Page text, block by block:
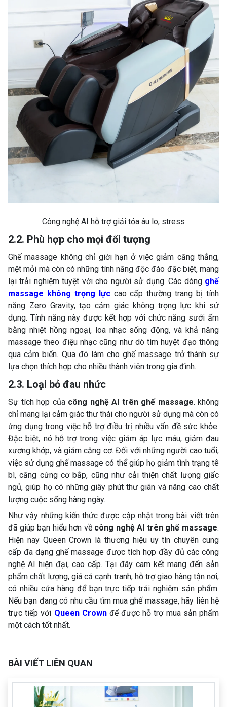
Công nghệ AI hỗ trợ giải tỏa âu lo, stress
2.2. Phù hợp cho mọi đối tượng
Ghế massage không chỉ giới hạn ở việc giảm căng thẳng,
mệt mỏi mà còn có những tính năng độc đáo đặc biệt, mang
lại trải nghiệm tuyệt vời cho người sử dụng. Các dòng ghế
massage không trọng lựccao cấp thường trang bị tính
năng Zero Gravity, tạo cảm giác không trọng lực khi sử
dụng. Tính năng này được kết hợp với chức năng sưởi ấm
bằng nhiệt hồng ngoại, loa nhạc sống động, và khả năng
massage theo điệu nhạc cũng như dò tìm huyệt đạo thông
qua cảm biến. Qua đó làm cho ghế massage trở thành sự
lựa chọn thích hợp cho nhiều thành viên trong gia đình.
2.3. Loại bỏ đau nhức
Sự tích hợp của công nghệ AI trên ghế massage. không
chỉ mang lại cảm giác thư thái cho người sử dụng mà còn có
ứng dụng trong việc hỗ trợ điều trị nhiều vấn đề sức khỏe.
Đặc biệt, nó hỗ trợ trong việc giảm áp lực máu, giảm đau
xương khớp, và giảm căng cơ. Đối với những người cao tuổi,
việc sử dụng ghế massage có thể giúp họ giảm tình trạng tê
bì, căng cứng cơ bắp, cũng như cải thiện chất lượng giấc
ngủ, giúp họ có những giây phút thư giãn và nâng cao chất
lượng cuộc sống hàng ngày.
Như vậy những kiến thức được cập nhật trong bài viết trên
đã giúp bạn hiểu hơn về công nghệ AI trên ghế massage.
Hiện nay Queen Crown là thương hiệu uy tín chuyên cung
cấp đa dạng ghế massage được tích hợp đầy đủ các công
nghệ AI hiện đại, cao cấp. Tại đây cam kết mang đến sản
phẩm chất lượng, giá cả cạnh tranh, hỗ trợ giao hàng tận nơi,
có nhiều cửa hàng để bạn trực tiếp trải nghiệm sản phẩm.
Nếu bạn đang có nhu cầu tìm mua ghế massage, hãy liên hệ
trực tiếp với Queen Crownđể được hỗ trợ mua sản phẩm
một cách tốt nhất.
BÀI VIẾT LIÊN QUAN